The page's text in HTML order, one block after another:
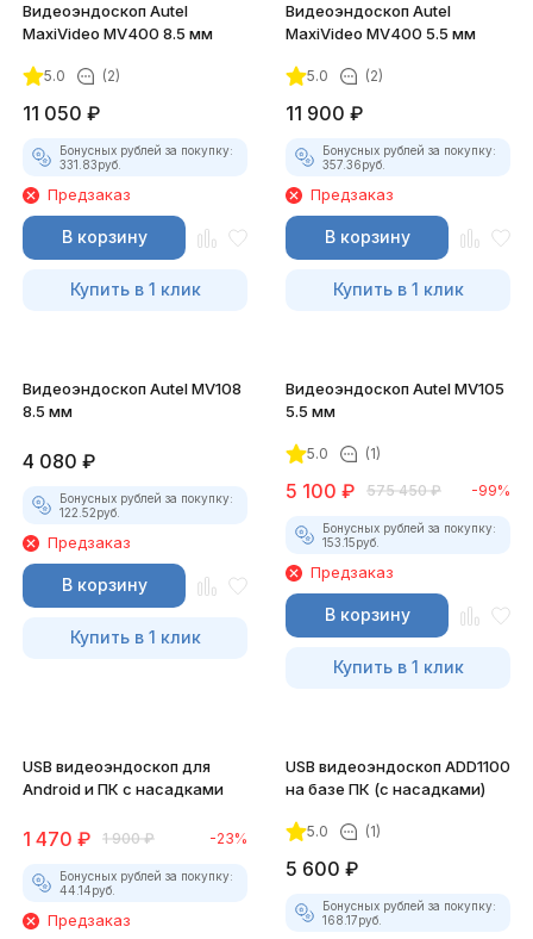
Видеоэндоскоп Autel
MaxiVideo MV400 8.5 мм
5.0 (2)
11 050 ₽
Бонусных рублей за покупку:
331.83руб.
Предзаказ
В корзину
Купить в 1 клик
Видеоэндоскоп Autel
MaxiVideo MV400 5.5 мм
5.0 (2)
11 900 ₽
Бонусных рублей за покупку:
357.36руб.
Предзаказ
В корзину
Купить в 1 клик
Видеоэндоскоп Autel MV108
8.5 мм
4 080 ₽
Бонусных рублей за покупку:
122.52руб.
Предзаказ
В корзину
Купить в 1 клик
Видеоэндоскоп Autel MV105
5.5 мм
5.0 (1)
5 100 ₽ 575 450 ₽ -99%
Бонусных рублей за покупку:
153.15руб.
Предзаказ
В корзину
Купить в 1 клик
USB видеоэндоскоп для
Android и ПК с насадками
1 470 ₽ 1 900 ₽ -23%
Бонусных рублей за покупку:
44.14руб.
Предзаказ
USB видеоэндоскоп ADD1100
на базе ПК (с насадками)
5.0 (1)
5 600 ₽
Бонусных рублей за покупку:
168.17руб.